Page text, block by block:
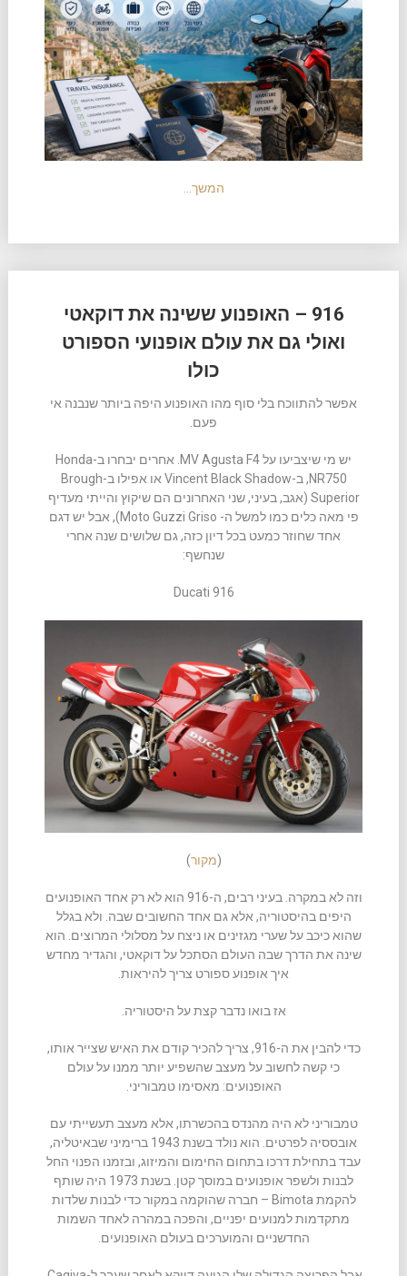
המשך…
916 – האופנוע ששינה את דוקאטי
ואולי גם את עולם אופנועי הספורט
כולו
אפשר להתווכח בלי סוף מהו האופנוע היפה ביותר שנבנה אי
פעם.
יש מי שיצביעו על MV Agusta F4. אחרים יבחרו ב-Honda
NR750, ב-Vincent Black Shadow או אפילו ב-Brough
Superior (אגב, בעיני, שני האחרונים הם שיקוץ והייתי מעדיף
פי מאה כלים כמו למשל ה- Moto Guzzi Griso), אבל יש דגם
אחד שחוזר כמעט בכל דיון כזה, גם שלושים שנה אחרי
שנחשף:
Ducati 916
(מקור)
וזה לא במקרה. בעיני רבים, ה-916 הוא לא רק אחד האופנועים
היפים בהיסטוריה, אלא גם אחד החשובים שבה. ולא בגלל
שהוא כיכב על שערי מגזינים או ניצח על מסלולי המרוצים. הוא
שינה את הדרך שבה העולם הסתכל על דוקאטי, והגדיר מחדש
איך אופנוע ספורט צריך להיראות.
אז בואו נדבר קצת על היסטוריה.
כדי להבין את ה-916, צריך להכיר קודם את האיש שצייר אותו,
כי קשה לחשוב על מעצב שהשפיע יותר ממנו על עולם
האופנועים: מאסימו טמבוריני.
טמבוריני לא היה מהנדס בהכשרתו, אלא מעצב תעשייתי עם
אובססיה לפרטים. הוא נולד בשנת 1943 ברימיני שבאיטליה,
עבד בתחילת דרכו בתחום החימום והמיזוג, ובזמנו הפנוי החל
לבנות ולשפר אופנועים במוסך קטן. בשנת 1973 היה שותף
להקמת Bimota – חברה שהוקמה במקור כדי לבנות שלדות
מתקדמות למנועים יפניים, והפכה במהרה לאחד השמות
החדשניים והמוערכים בעולם האופנועים.